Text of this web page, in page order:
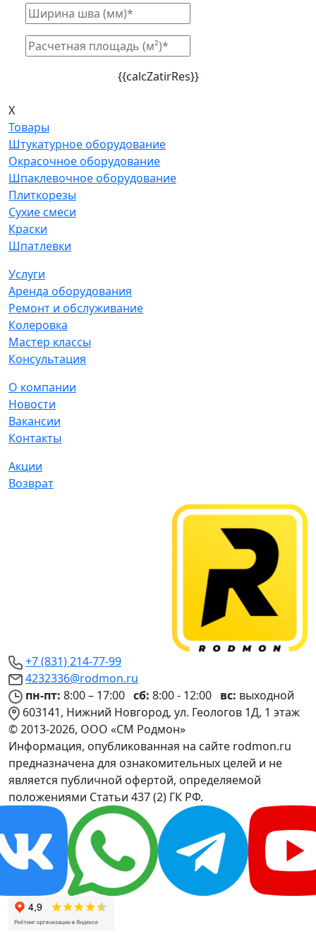
{{calcZatirRes}}
X
Товары
Штукатурное оборудование
Окрасочное оборудование
Шпаклевочное оборудование
Плиткорезы
Сухие смеси
Краски
Шпатлевки
Услуги
Аренда оборудования
Ремонт и обслуживание
Колеровка
Мастер классы
Консультация
О компании
Новости
Вакансии
Контакты
Акции
Возврат
+7 (831) 214-77-99
4232336@rodmon.ru
пн-пт: 8:00 – 17:00 сб: 8:00 - 12:00 вс: выходной
603141, Нижний Новгород, ул. Геологов 1Д, 1 этаж
© 2013-2026, ООО «СМ Родмон»
Информация, опубликованная на сайте rodmon.ru
предназначена для ознакомительных целей и не
является публичной офертой, определяемой
положениями Статьи 437 (2) ГК РФ.